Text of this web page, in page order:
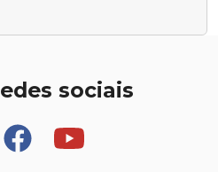
sociais